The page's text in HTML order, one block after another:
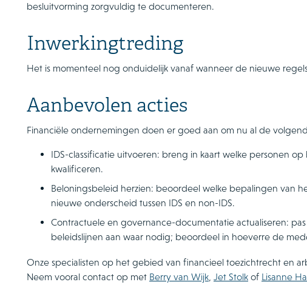
besluitvorming zorgvuldig te documenteren.
Inwerkingtreding
Het is momenteel nog onduidelijk vanaf wanneer de nieuwe
Aanbevolen acties
Financiële ondernemingen doen er goed aan om nu al de
IDS-classificatie uitvoeren: breng in kaart welke personen
kwalificeren.
Beloningsbeleid herzien: beoordeel welke bepalingen van
nieuwe onderscheid tussen IDS en non-IDS.
Contractuele en governance-documentatie actualiseren:
beleidslijnen aan waar nodig; beoordeel in hoeverre de
Onze specialisten op het gebied van financieel toezichtrecht en
Neem vooral contact op met Berry van Wijk, Jet Stolk of Lisanne